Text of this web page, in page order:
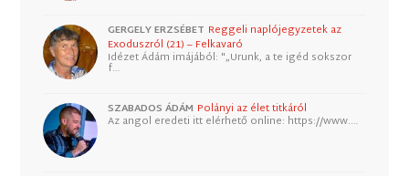
GERGELY ERZSÉBET Reggeli naplójegyzetek az
Exoduszról (21) – Felkavaró
Idézet Ádám imájából: "„Urunk, a te igéd sokszor
f…
SZABADOS ÁDÁM Polányi az élet titkáról
Az angol eredeti itt elérhető online: https://www.…